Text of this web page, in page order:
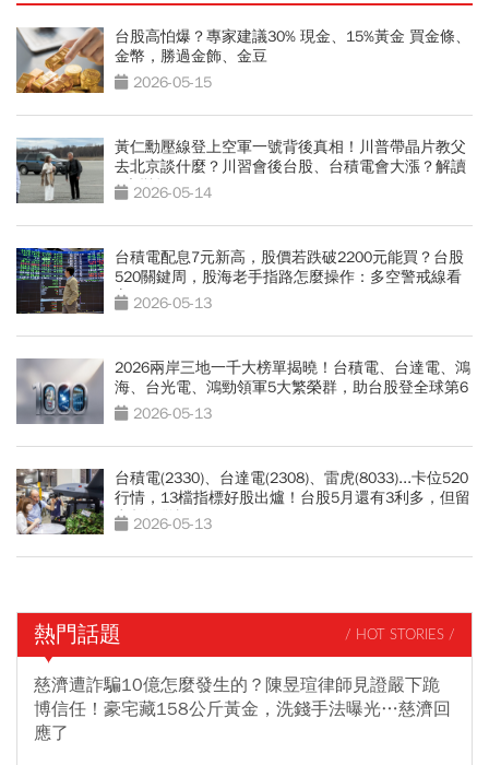
台股高怕爆？專家建議30% 現金、15%黃金 買金條、
金幣，勝過金飾、金豆
2026-05-15
黃仁勳壓線登上空軍一號背後真相！川普帶晶片教父
去北京談什麼？川習會後台股、台積電會大漲？解讀
4大變數
2026-05-14
台積電配息7元新高，股價若跌破2200元能買？台股
520關鍵周，股海老手指路怎麼操作：多空警戒線看
它 2026-05-13
2026兩岸三地一千大榜單揭曉！台積電、台達電、鴻
海、台光電、鴻勁領軍5大繁榮群，助台股登全球第6
2026-05-13
台積電(2330)、台達電(2308)、雷虎(8033)...卡位520
行情，13檔指標好股出爐！台股5月還有3利多，但留
意超漲警訊
2026-05-13
熱門話題 / HOT STORIES /
慈濟遭詐騙10億怎麼發生的？陳昱瑄律師見證嚴下跪
博信任！豪宅藏158公斤黃金，洗錢手法曝光…慈濟回
應了